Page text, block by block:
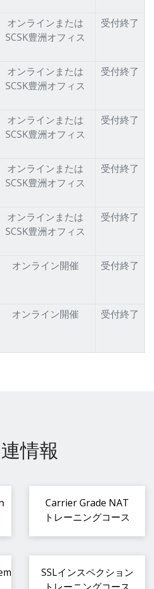
オンラインまたは
SCSK豊洲オフィス
受付終了
オンラインまたは
SCSK豊洲オフィス
受付終了
オンラインまたは
SCSK豊洲オフィス
受付終了
オンラインまたは
SCSK豊洲オフィス
受付終了
オンラインまたは
SCSK豊洲オフィス
受付終了
オンライン開催 受付終了
オンライン開催 受付終了
情報
Carrier Grade NAT
トレーニングコース
SSLインスペクション